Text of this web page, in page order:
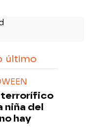
último
terrorífico
niña del
hay